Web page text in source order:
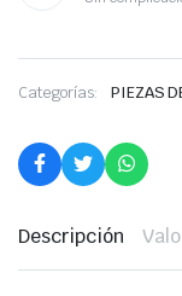
Categorías: PIEZAS
Descripción